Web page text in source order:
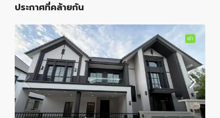
ประกาศที่คล้ายกัน
เช่า